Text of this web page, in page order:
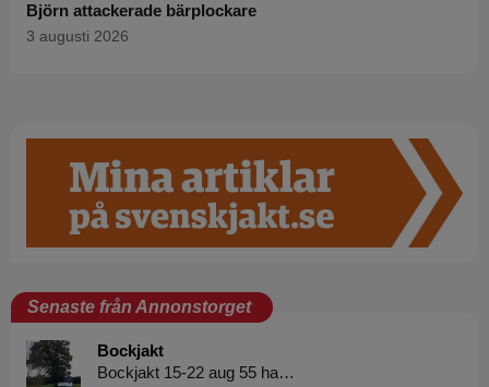
Björn attackerade bärplockare
3 augusti 2026
Senaste från Annonstorget
Bockjakt
Bockjakt 15-22 aug 55 ha…